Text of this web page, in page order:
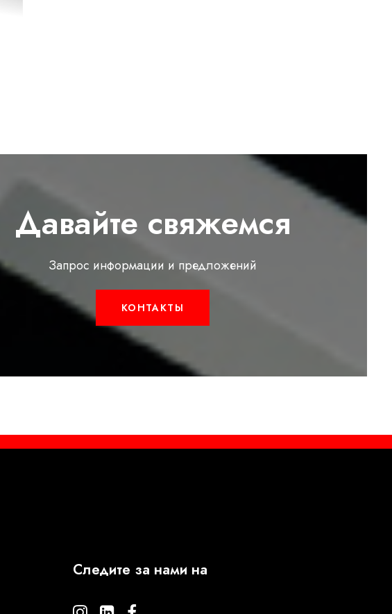
Давайте свяжемся
Запрос информации и предложений
КОНТАКТЫ
Следите за нами на